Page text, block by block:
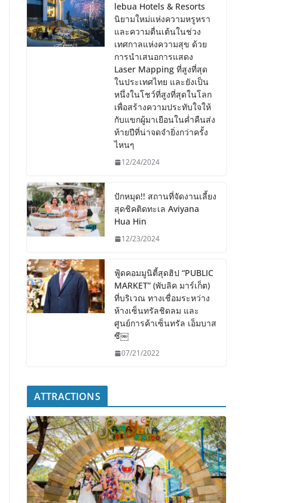
lebua Hotels & Resorts
นิยามใหม่แห่งความหรูหรา
และความตื่นเต้นในช่วง
เทศกาลแห่งความสุข ด้วย
การนำเสนอการแสดง
Laser Mapping ที่สูงที่สุด
ในประเทศไทย และยังเป็น
หนึ่งในโชว์ที่สูงที่สุดในโลก
เพื่อสร้างความประทับใจให้
กับแขกผู้มาเยือนในค่ำคืนส่ง
ท้ายปีที่น่าจดจำยิ่งกว่าครั้ง
ไหนๆ
12/24/2024
ปักหมุด!! สถานที่จัดงานเลี้ยง
สุดชิคติดทะเล Aviyana
Hua Hin
12/23/2024
ฟู้ดคอมมูนิตี้สุดฮิป “PUBLIC
MARKET” (พับลิค มาร์เก็ต)
ที่บริเวณ ทางเชื่อมระหว่าง
ห้างเซ็นทรัลชิดลม และ
ศูนย์การค้าเซ็นทรัล เอ็มบาส
ซี￼
07/21/2022
ATTRACTIONS